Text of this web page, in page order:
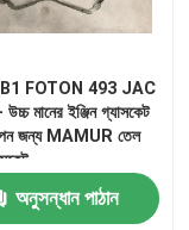
FOTON 493 JAC
মানের ইঞ্জিন গ্যাসকেট
জন্য MAMUR তেল
অনুসন্ধান পাঠান